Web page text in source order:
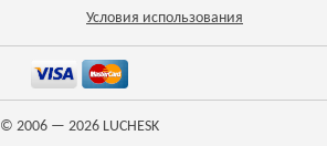
Условия использования
© 2006 — 2026 LUCHESK